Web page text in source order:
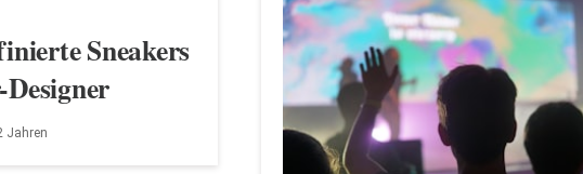
Sneakers
Jahren